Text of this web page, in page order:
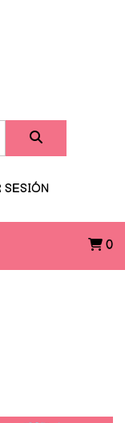
SESIÓN
0